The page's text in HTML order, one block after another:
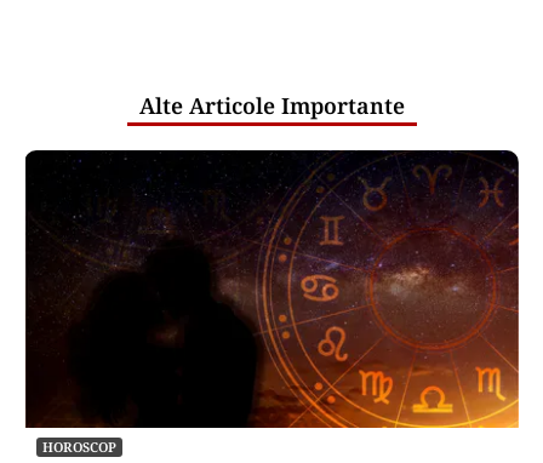
Alte Articole Importante
HOROSCOP